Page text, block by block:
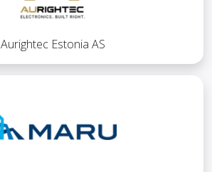
Aurightec Estonia AS